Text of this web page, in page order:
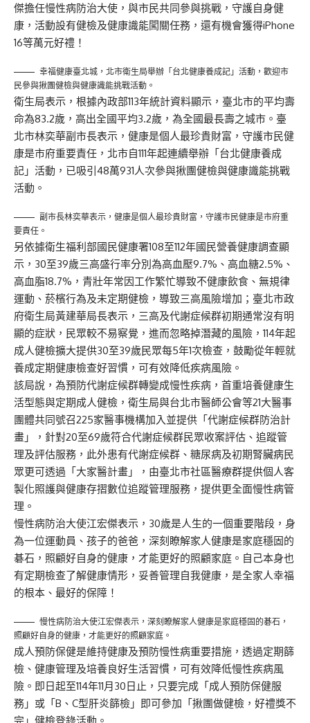
傑擔任慢性病防治大使，與市民共同參與挑戰，守護自身健
康，活動設有健檢及健康識能闖關任務，還有機會獲得iPhone
16等萬元好禮！
幸福健康臺北城，北市衛生局舉辦「台北健康養成記」活動，歡迎市
民參與揪團健檢與健康識能挑戰活動。
衛生局表示，根據內政部113年統計資料顯示，臺北市的平均壽
命為83.2歲，高出全國平均3.2歲，為全國最長壽之城市。臺
北市林奕華副市長表示，健康是個人最珍貴財富，守護市民健
康是市府重要責任，北市自111年起連續舉辦「台北健康養成
記」活動，已吸引48萬931人次參與揪團健檢與健康識能挑戰
活動。
副市長林奕華表示，健康是個人最珍貴財富，守護市民健康是市府重
要責任。
另依據衛生福利部國民健康署108至112年國民營養健康調查顯
示，30至39歲三高盛行率分別為高血壓9.7%、高血糖2.5%、
高血脂18.7%，青壯年常因工作繁忙導致不健康飲食、無規律
運動、菸檳行為及未定期健檢，導致三高風險增加；臺北市政
府衛生局黃建華局長表示，三高及代謝症候群初期通常沒有明
顯的症狀，民眾較不易察覺，進而忽略掉潛藏的風險，114年起
成人健檢擴大提供30至39歲民眾每5年1次檢查，鼓勵從年輕就
養成定期健康檢查好習慣，可有效降低疾病風險。
該局說，為預防代謝症候群轉變成慢性疾病，首重培養健康生
活型態與定期成人健檢，衛生局與台北市醫師公會等21大醫事
團體共同號召225家醫事機構加入並提供「代謝症候群防治計
畫」，針對20至69歲符合代謝症候群民眾收案評估、追蹤管
理及評估服務，此外患有代謝症候群、糖尿病及初期腎臟病民
眾更可透過「大家醫計畫」，由臺北市社區醫療群提供個人客
製化照護與健康存摺數位追蹤管理服務，提供更全面慢性病管
理。
慢性病防治大使江宏傑表示，30歲是人生的一個重要階段，身
為一位運動員、孩子的爸爸，深刻瞭解家人健康是家庭穩固的
碁石，照顧好自身的健康，才能更好的照顧家庭。自己本身也
有定期檢查了解健康情形，妥善管理自我健康，是全家人幸福
的根本、最好的保障！
慢性病防治大使江宏傑表示，深刻瞭解家人健康是家庭穩固的碁石，
照顧好自身的健康，才能更好的照顧家庭。
成人預防保健是維持健康及預防慢性病重要措施，透過定期篩
檢、健康管理及培養良好生活習慣，可有效降低慢性疾病風
險。即日起至114年11月30日止，只要完成「成人預防保健服
務」或「B、C型肝炎篩檢」即可參加「揪團做健檢，好禮獎不